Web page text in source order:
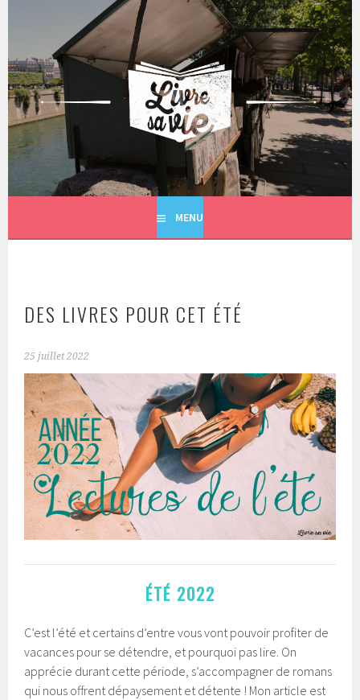
principal
LIVRE SA VIE
MENU
DES LIVRES POUR CET ÉTÉ
25 juillet 2022
ÉTÉ 2022
C’est l’été et certains d’entre vous vont pouvoir profiter de
vacances pour se détendre, et pourquoi pas lire. On
apprécie durant cette période, s’accompagner de romans
qui nous offrent dépaysement et détente ! Mon article est